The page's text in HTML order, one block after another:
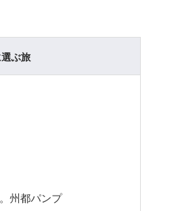
ぶ旅
州都パンプ